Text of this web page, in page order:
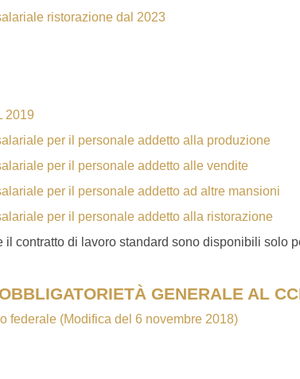
ristorazione dal 2023
2019
per il personale addetto alla produzione
per il personale addetto alle vendite
per il personale addetto ad altre mansioni
per il personale addetto alla ristorazione
il contratto di lavoro standard sono disponibili solo
GENERALE AL
federale (Modifica del 6 novembre 2018)